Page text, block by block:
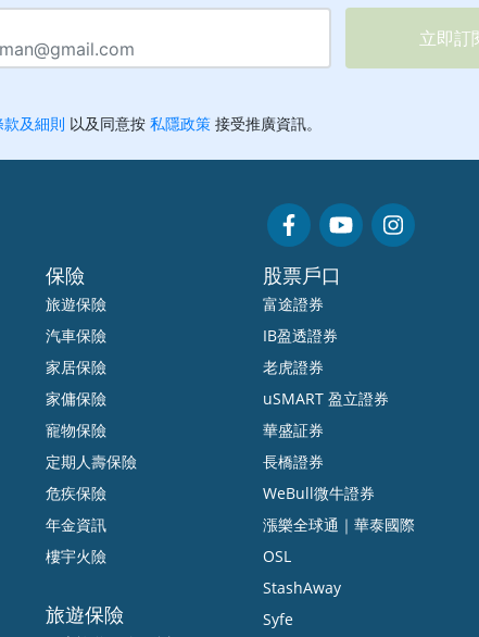
保險
旅遊保險
汽車保險
家居保險
家傭保險
寵物保險
定期人壽保險
危疾保險
年金資訊
樓宇火險
旅遊保險
股票戶口
富途證券
IB盈透證券
老虎證券
uSMART 盈立證券
華盛証券
長橋證券
WeBull微牛證券
漲樂全球通｜華泰國際
OSL
StashAway
Syfe